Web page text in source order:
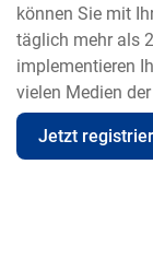
können Sie mit
täglich mehr als
implementieren
vielen Medien
Jetzt